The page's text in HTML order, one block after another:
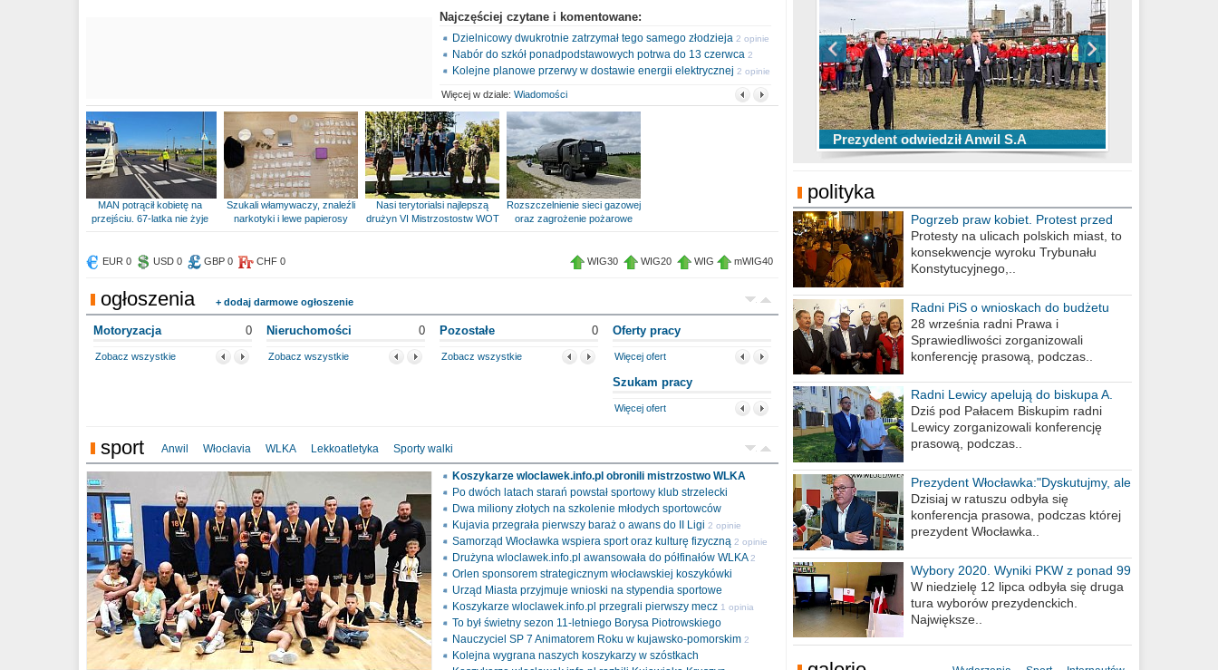
Najczęściej czytane i komentowane:
Dzielnicowy dwukrotnie zatrzymał tego samego złodzieja 2 opinie
Nabór do szkół ponadpodstawowych potrwa do 13 czerwca 2
opinie
Kolejne planowe przerwy w dostawie energii elektrycznej 2 opinie
Więcej w dziale: Wiadomości
MAN potrącił kobietę na
przejściu. 67-latka nie żyje
Szukali włamywaczy, znaleźli
narkotyki i lewe papierosy
Nasi terytorialsi najlepszą
drużyn VI Mistrzostostw WOT
Rozszczelnienie sieci gazowej
oraz zagrożenie pożarowe
EUR 0 USD 0 GBP 0 CHF 0 WIG30 WIG20 WIG mWIG40
ogłoszenia + dodaj darmowe ogłoszenie
Motoryzacja 0
Zobacz wszystkie
Nieruchomości 0
Zobacz wszystkie
Pozostałe 0
Zobacz wszystkie
Oferty pracy
Więcej ofert
Szukam pracy
Więcej ofert
sport Anwil Włocłavia WLKA Lekkoatletyka Sporty walki
Koszykarze wloclawek.info.pl obronili mistrzostwo WLKA
Po dwóch latach starań powstał sportowy klub strzelecki
Dwa miliony złotych na szkolenie młodych sportowców
Kujavia przegrała pierwszy baraż o awans do II Ligi 2 opinie
Samorząd Włocławka wspiera sport oraz kulturę fizyczną 2 opinie
Drużyna wloclawek.info.pl awansowała do półfinałów WLKA 2
opinie
Orlen sponsorem strategicznym włocławskiej koszykówki
Urząd Miasta przyjmuje wnioski na stypendia sportowe
Koszykarze wloclawek.info.pl przegrali pierwszy mecz 1 opinia
To był świetny sezon 11-letniego Borysa Piotrowskiego
Nauczyciel SP 7 Animatorem Roku w kujawsko-pomorskim 2
opinie
Kolejna wygrana naszych koszykarzy w szóstkach
Prezydent odwiedził Anwil S.A
TOP 10 przechwytów Anwilu Włocławek
w EBL w sezonie 2019/2020
TOP 5 rzutów Anwilu Włocławek w BCL
w sezonie 2019/2020
polityka
Pogrzeb praw kobiet. Protest przed
biurem poselskim PiS
Protesty na ulicach polskich miast, to
konsekwencje wyroku Trybunału
Konstytucyjnego,..
Radni PiS o wnioskach do budżetu
miasta na 2021 rok
28 września radni Prawa i
Sprawiedliwości zorganizowali
konferencję prasową, podczas..
Radni Lewicy apelują do biskupa A.
Wiesława Meringa
Dziś pod Pałacem Biskupim radni
Lewicy zorganizowali konferencję
prasową, podczas..
Prezydent Włocławka:"Dyskutujmy, ale
nie obrażajmy się”
Dzisiaj w ratuszu odbyła się
konferencja prasowa, podczas której
prezydent Włocławka..
Wybory 2020. Wyniki PKW z ponad 99
procent obwodów
W niedzielę 12 lipca odbyła się druga
tura wyborów prezydenckich.
Największe..